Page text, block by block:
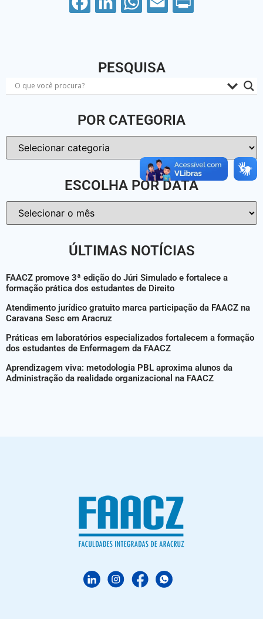
PESQUISA
POR CATEGORIA
ESCOLHA POR DATA
ÚLTIMAS NOTÍCIAS
FAACZ promove 3ª edição do Júri Simulado e fortalece a
formação prática dos estudantes de Direito
Atendimento jurídico gratuito marca participação da FAACZ na
Caravana Sesc em Aracruz
Práticas em laboratórios especializados fortalecem a formação
dos estudantes de Enfermagem da FAACZ
Aprendizagem viva: metodologia PBL aproxima alunos da
Administração da realidade organizacional na FAACZ